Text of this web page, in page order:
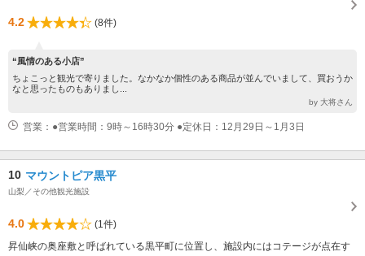
4.2 (8件)
“風情のある小店”
ちょこっと観光で寄りました。なかなか個性のある商品が並んでいまして、買おうか
なと思ったものもありまし...
by 大将さん
営業：●営業時間：9時～16時30分 ●定休日：12月29日～1月3日
10 マウントピア黒平
山梨／その他観光施設
4.0
(1件)
昇仙峡の奥座敷と呼ばれている黒平町に位置し、施設内にはコテージが点在す